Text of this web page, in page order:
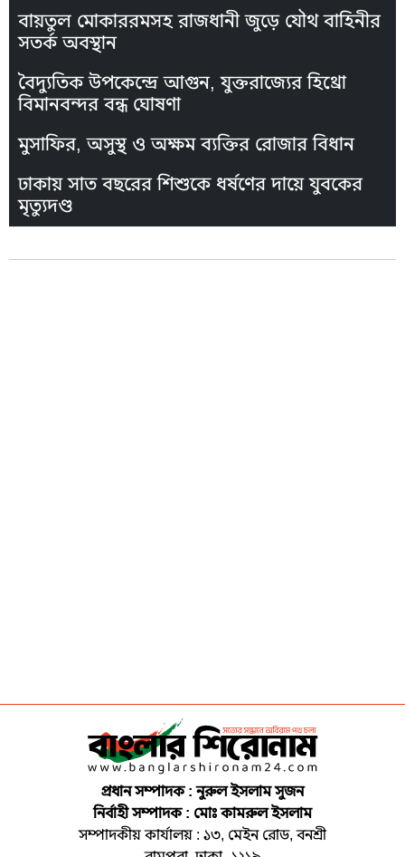
বায়তুল মোকাররমসহ রাজধানী জুড়ে যৌথ বাহিনীর
সতর্ক অবস্থান
বৈদ্যুতিক উপকেন্দ্রে আগুন, যুক্তরাজ্যের হিথ্রো
বিমানবন্দর বন্ধ ঘোষণা
মুসাফির, অসুস্থ ও অক্ষম ব্যক্তির রোজার বিধান
ঢাকায় সাত বছরের শিশুকে ধর্ষণের দায়ে যুবকের
মৃত্যুদণ্ড
প্রধান সম্পাদক : নুরুল ইসলাম সুজন
নির্বাহী সম্পাদক : মোঃ কামরুল ইসলাম
সম্পাদকীয় কার্যালয় : ১৩, মেইন রোড, বনশ্রী